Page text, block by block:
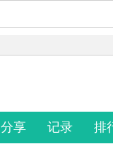
分享 记录 排